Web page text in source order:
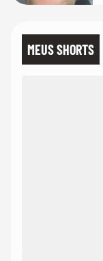
MEUS SHORTS